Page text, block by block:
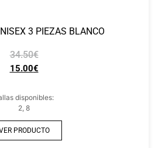
3 PIEZAS BLANCO
34.50€
15.00€
disponibles:
2, 8
PRODUCTO